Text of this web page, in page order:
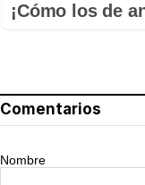
¡Cómo los de
Comentarios
Nombre